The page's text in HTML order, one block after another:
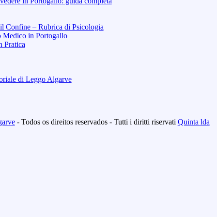
Confine – Rubrica di Psicologia
Medico in Portogallo
Pratica
di Leggo Algarve
- Todos os direitos reservados - Tutti i diritti riservati Quinta lda